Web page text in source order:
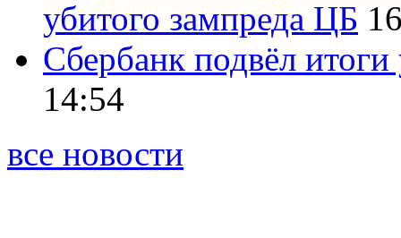
убитого зампреда ЦБ
Сбербанк подвёл
14:54
все новости